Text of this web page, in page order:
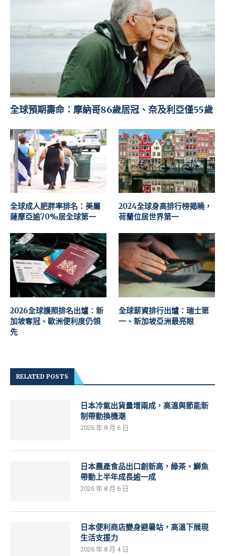
全球預期壽命：摩納哥86歲居冠、奈及利亞僅55歲
全球成人肥胖率排名：美屬
薩摩亞逾70%居全球第一
2024全球身高排行榜揭曉，
荷蘭位居世界第一
2026全球護照排名出爐：新
加坡奪冠、歐洲便利度仍領
先
全球薪資排行出爐：瑞士第
一、新加坡亞洲最亮眼
RELATED POSTS
日本冷氣出貨量增兩成，高溫與節能新
制帶動換機潮
2026 年 8 月 6 日
日本農產食品出口創新高，綠茶、鰤魚
帶動上半年成長逾一成
2026 年 8 月 6 日
日本便利商店變身避暑站，高溫下展現
生活支援力
2026 年 8 月 4 日